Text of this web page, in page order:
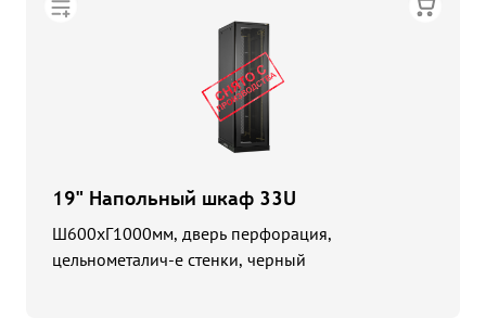
19" Напольный шкаф 33U
Ш600хГ1000мм, дверь перфорация,
цельнометалич-е стенки, черный